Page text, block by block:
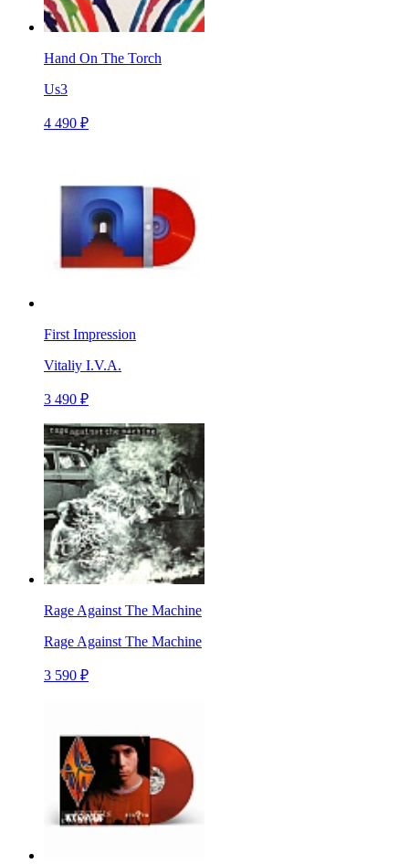
Hand On The Torch
Us3
4 490 ₽
First Impression
Vitaliy I.V.A.
3 490 ₽
Rage Against The Machine
Rage Against The Machine
3 590 ₽